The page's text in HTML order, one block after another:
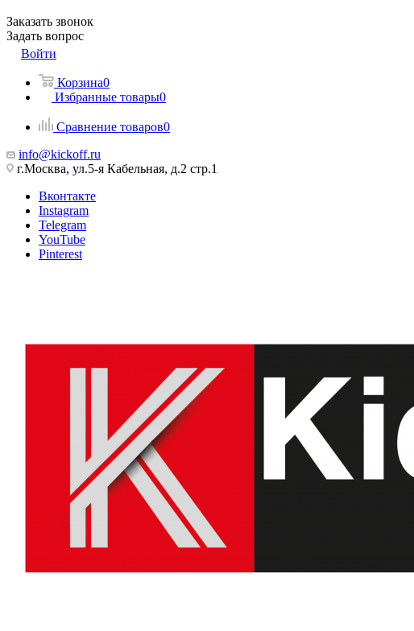
Заказать звонок
Задать вопрос
Войти
Корзина0
Избранные товары0
Сравнение товаров0
info@kickoff.ru
г.Москва, ул.5-я Кабельная, д.2 стр.1
Вконтакте
Instagram
Telegram
YouTube
Pinterest